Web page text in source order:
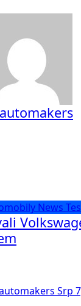
automakers
News
Srp